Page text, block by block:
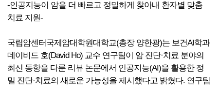
-인공지능이 암을 더 빠르고 정밀하게 찾아내 환자별 맞춤
치료 지원-
국립암센터국제암대학원대학교(총장 양한광)는 보건AI학과
데이비드 호(David Ho) 교수 연구팀이 암 진단·치료 분야의
최신 동향을 다룬 리뷰 논문에서 인공지능(AI)을 활용한 정
밀 진단·치료의 새로운 가능성을 제시했다고 밝혔다. 연구팀